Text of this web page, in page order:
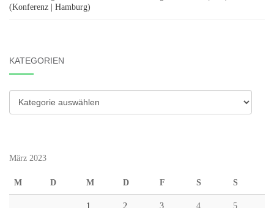
(Konferenz | Hamburg)
KATEGORIEN
Kategorien
März 2023
M D M D F S S
1 2 3 4 5